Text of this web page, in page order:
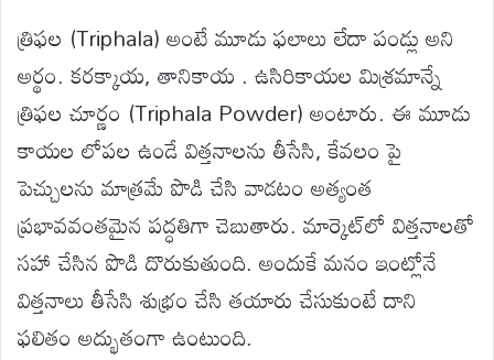
త్రిఫల (Triphala) అంటే మూడు ఫలాలు లేదా పండ్లు అని
అర్థం. కరక్కాయ, తానికాయ . ఉసిరికాయల మిశ్రమాన్నే
త్రిఫల చూర్ణం (Triphala Powder) అంటారు. ఈ మూడు
కాయల లోపల ఉండే విత్తనాలను తీసేసి, కేవలం పై
పెచ్చులను మాత్రమే పొడి చేసి వాడటం అత్యంత
ప్రభావవంతమైన పద్ధతిగా చెబుతారు. మార్కెట్‌లో విత్తనాలతో
సహా చేసిన పొడి దొరుకుతుంది. అందుకే మనం ఇంట్లోనే
విత్తనాలు తీసేసి శుభ్రం చేసి తయారు చేసుకుంటే దాని
ఫలితం అద్భుతంగా ఉంటుంది.